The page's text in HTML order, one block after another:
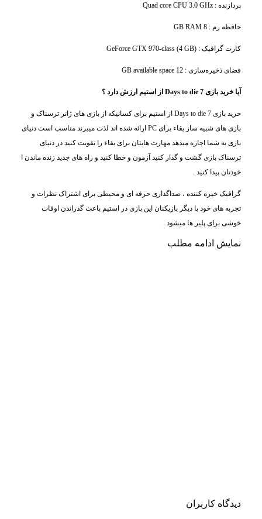
پردازنده : Quad core CPU 3.0 GHz
حافظه رم : 8 GB RAM
کارت گرافیک : GeForce GTX 970-class (4 GB)
فضای ذخیره‌سازی : 12 GB available space
آیا خرید بازی Days to die 7 از استیم ارزش دارد ؟
خرید بازی Days to die 7 از استیم برای کسانیکه از بازی های ژانر ترسناک و
بازی های شبیه ساز بقاء برای PC ارائه شده اند لذت میبرند مناسب است دنیای
بازی به شما اجازه میدهد مهارت هایتان برای بقاء را تقویت کنید در دنیای
ترسناک بازی گشت و گذار کنید آزمون و خطا کنید و راه های جدید زنده ماندن ا
خودتان پیدا کنید .
گرافیک خیره کننده ، صداگذاری حرفه ای و محیطی برای اشتراک نظرات و
تجربه های خود با دیگر بازیکنان این بازی در استیم باعث گذراندن اوقات
خوشی برای پلیر ها میشود .
نمایش ادامه مطلب
دیدگاه کاربران